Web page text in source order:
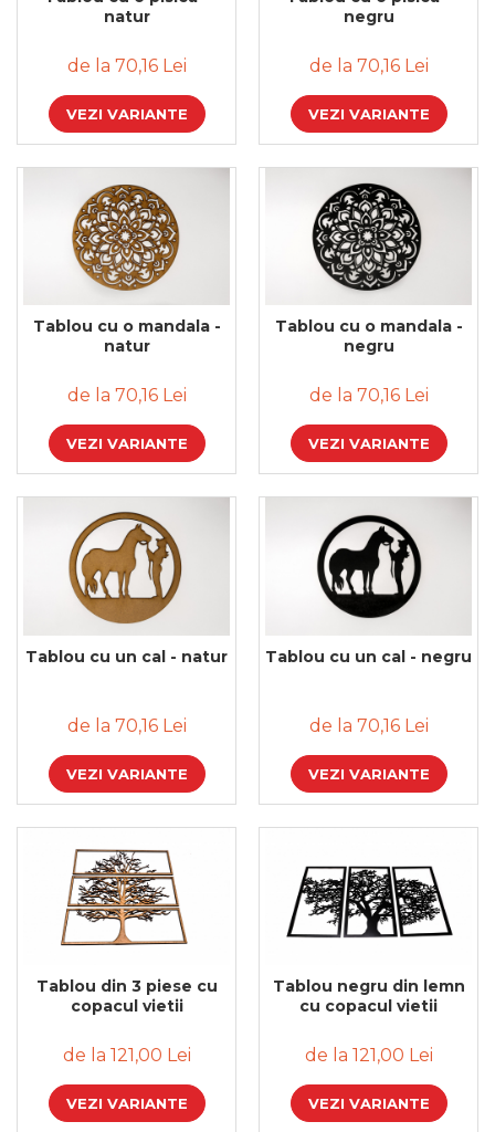
natur
de la 70,16 Lei
VEZI VARIANTE
negru
de la 70,16 Lei
VEZI VARIANTE
Tablou cu o mandala -
natur
de la 70,16 Lei
VEZI VARIANTE
Tablou cu o mandala -
negru
de la 70,16 Lei
VEZI VARIANTE
Tablou cu un cal - natur
de la 70,16 Lei
VEZI VARIANTE
Tablou cu un cal - negru
de la 70,16 Lei
VEZI VARIANTE
Tablou din 3 piese cu
copacul vietii
de la 121,00 Lei
VEZI VARIANTE
Tablou negru din lemn
cu copacul vietii
de la 121,00 Lei
VEZI VARIANTE